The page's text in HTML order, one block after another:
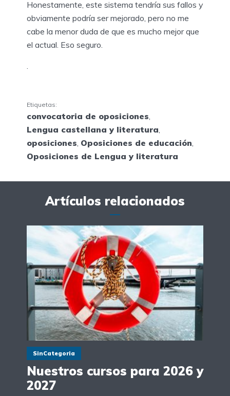
Honestamente, este sistema tendría sus fallos y
obviamente podría ser mejorado, pero no me
cabe la menor duda de que es mucho mejor que
el actual. Eso seguro.
Etiquetas:
convocatoria de oposiciones,
Lengua castellana y literatura,
oposiciones, Oposiciones de educación,
Oposiciones de Lengua y literatura
Artículos relacionados
SinCategoria
Nuestros cursos para 2026 y
2027